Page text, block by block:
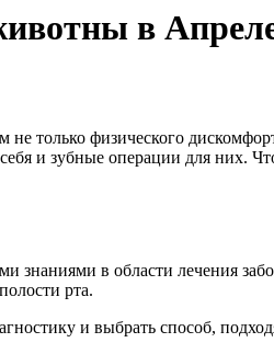
в
только физического
и зубные операции для них.
в области лечения
рта.
и выбрать способ,